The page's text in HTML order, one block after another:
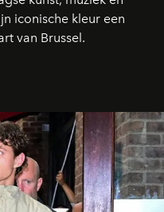
iconische kleur een
van Brussel.